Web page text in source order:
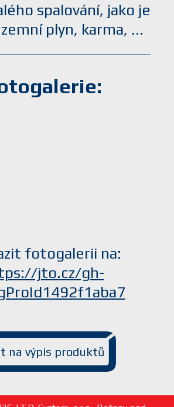
spalování, jako je
plyn, karma, ...
fotogalerii na:
jto.cz/gh-
na výpis produktů